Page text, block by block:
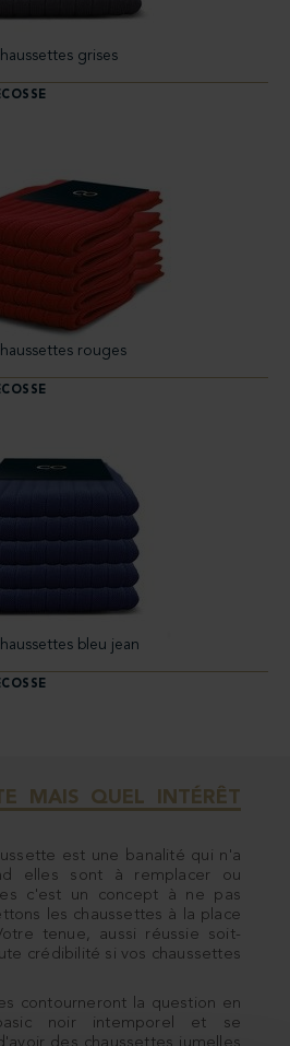
grises
rouges
bleu jean
MAIS QUEL INTÉRÊT
est une banalité qui n'a
elles sont à remplacer ou
c'est un concept à ne pas
les chaussettes à la place
tenue, aussi réussie soit-
crédibilité si vos chaussettes
contourneront la question en
noir intemporel et se